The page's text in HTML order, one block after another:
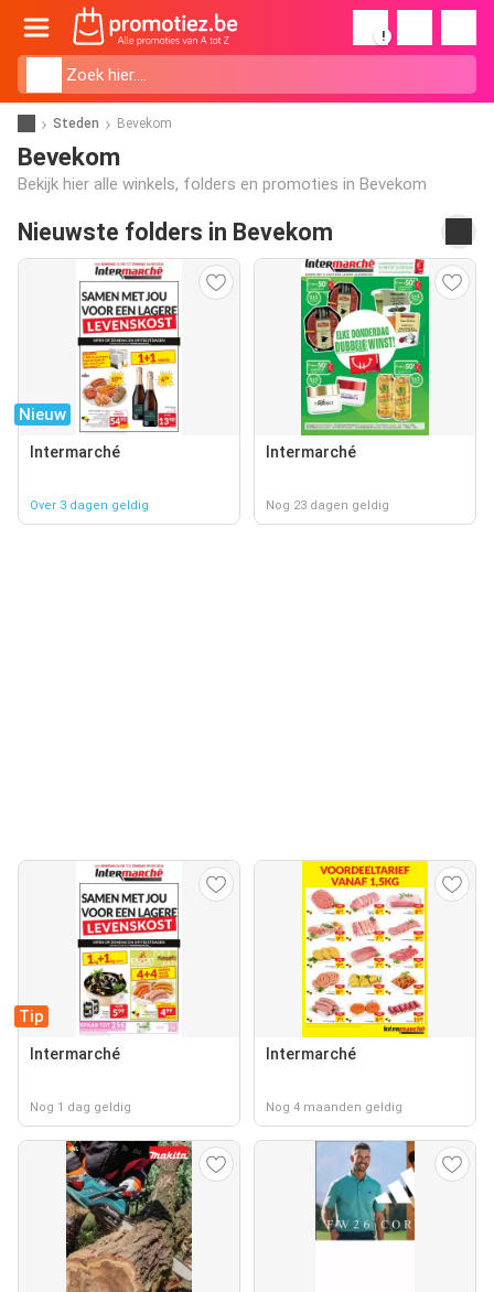
!
Steden Bevekom
Bevekom
Bekijk hier alle winkels, folders en promoties in Bevekom
Nieuwste folders in Bevekom
Nieuw
Intermarché
Over 3 dagen geldig
Intermarché
Nog 23 dagen geldig
Tip
Intermarché
Nog 1 dag geldig
Intermarché
Nog 4 maanden geldig